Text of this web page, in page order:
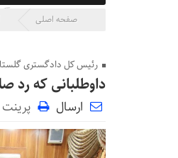
صدای شهروند
صفحه اصلی
رئیس کل دادگستری
داوطلبانی که رد
ارسال پرینت